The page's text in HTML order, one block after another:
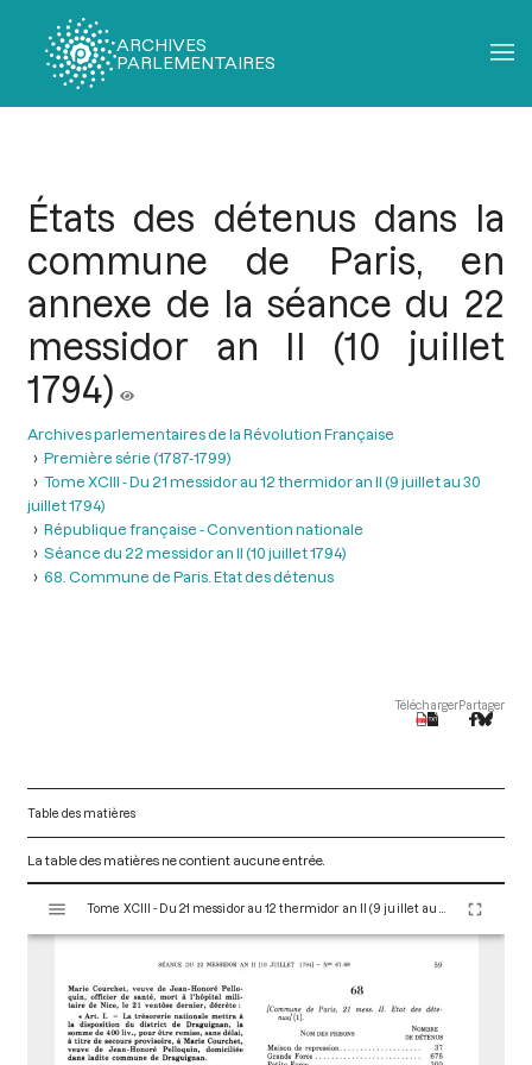
ARCHIVES
PARLEMENTAIRES
États des détenus dans la
commune de Paris, en
annexe de la séance du 22
messidor an II (10 juillet
1794)
Archives parlementaires de la Révolution Française
Première série (1787-1799)
Tome XCIII - Du 21 messidor au 12 thermidor an II (9 juillet au 30
juillet 1794)
République française - Convention nationale
Séance du 22 messidor an II (10 juillet 1794)
68. Commune de Paris. Etat des détenus
TéléchargerPartager
Table des matières
La table des matières ne contient aucune entrée.
s